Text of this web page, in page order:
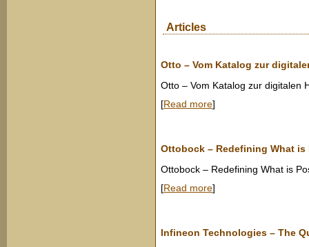
Articles
Otto – Vom Katalog zur
Otto – Vom Katalog zur digitalen
[Read more]
Ottobock – Redefining What
Ottobock – Redefining What is
[Read more]
Infineon Technologies – The